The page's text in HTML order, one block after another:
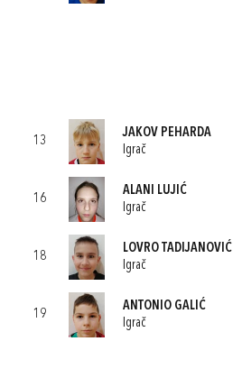
13
JAKOV PEHARDA
Igrač
16
ALANI LUJIĆ
Igrač
18
LOVRO TADIJANOVIĆ
Igrač
19
ANTONIO GALIĆ
Igrač